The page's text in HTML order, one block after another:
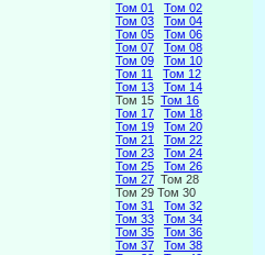
Том 01
Том 02
Том 03
Том 04
Том 05
Том 06
Том 07
Том 08
Том 09
Том 10
Том 11
Том 12
Том 13
Том 14
Том 15 Том 16
Том 17
Том 18
Том 19
Том 20
Том 21
Том 22
Том 23
Том 24
Том 25
Том 26
Том 27 Том 28
Том 29 Том 30
Том 31
Том 32
Том 33
Том 34
Том 35
Том 36
Том 37
Том 38